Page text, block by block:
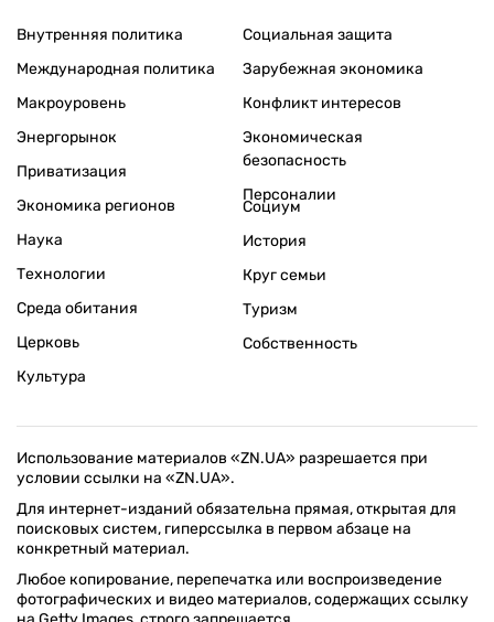
Внутренняя политика
Международная политика
Макроуровень
Энергорынок
Приватизация
Экономика регионов
Социальная защита
Зарубежная экономика
Конфликт интересов
Экономическая
безопасность
Персоналии
Наука
Технологии
Среда обитания
Церковь
Культура
Социум
История
Круг семьи
Туризм
Собственность
Использование материалов «ZN.UA» разрешается при
условии ссылки на «ZN.UA».
Для интернет-изданий обязательна прямая, открытая для
поисковых систем, гиперссылка в первом абзаце на
конкретный материал.
Любое копирование, перепечатка или воспроизведение
фотографических и видео материалов, содержащих ссылку